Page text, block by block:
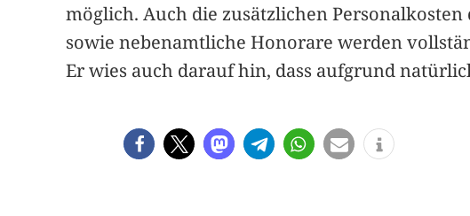
möglich. Auch die zusätzlichen
sowie nebenamtliche Honorare werden
Er wies auch darauf hin, dass aufgrund